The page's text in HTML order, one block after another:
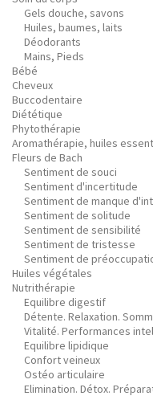
Gels douche, savons
Huiles, baumes, laits
Déodorants
Mains, Pieds
Bébé
Cheveux
Buccodentaire
Diététique
Phytothérapie
Aromathérapie, huiles
Fleurs de Bach
Sentiment de souci
Sentiment d'incertitude
Sentiment de manque
Sentiment de solitude
Sentiment de sensibilité
Sentiment de tristesse
Sentiment de
Huiles végétales
Nutrithérapie
Equilibre digestif
Détente. Relaxation.
Vitalité. Performances
Equilibre lipidique
Confort veineux
Ostéo articulaire
Elimination. Détox.